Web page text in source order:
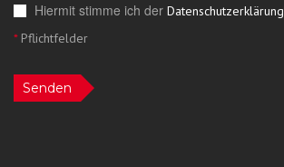
Hiermit stimme ich der Datenschutzerklärung
*Pflichtfelder
Senden